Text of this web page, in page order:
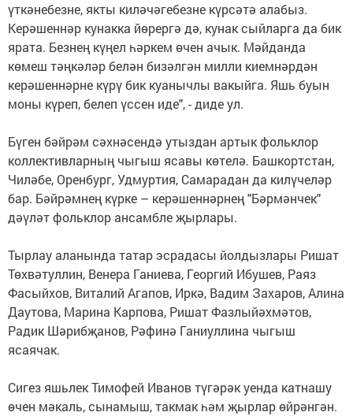
үткәнебезне, якты киләчәгебезне күрсәтә алабыз.
Керәшеннәр кунакка йөрергә дә, кунак сыйларга да бик
ярата. Безнең күңел һәркем өчен ачык. Мәйданда
көмеш тәңкәләр белән бизәлгән милли киемнәрдән
керәшеннәрне күрү бик куанычлы вакыйга. Яшь буын
моны күреп, белеп үссен иде", - диде ул.
Бүген бәйрәм сәхнәсендә утыздан артык фольклор
коллективларның чыгыш ясавы көтелә. Башкортстан,
Чиләбе, Оренбург, Удмуртия, Самарадан да килүчеләр
бар. Бәйрәмнең күрке – керәшеннәрнең "Бәрмәнчек"
дәүләт фольклор ансамбле җырлары.
Тырлау аланында татар эсрадасы йолдызлары Ришат
Төхвәтуллин, Венера Ганиева, Георгий Ибушев, Раяз
Фасыйхов, Виталий Агапов, Иркә, Вадим Захаров, Алина
Даутова, Марина Карпова, Ришат Фазлыйәхмәтов,
Радик Шәрибҗанов, Рәфинә Ганиуллина чыгыш
ясаячак.
Сигез яшьлек Тимофей Иванов түгәрәк уенда катнашу
өчен мәкаль, сынамыш, такмак һәм җырлар өйрәнгән.